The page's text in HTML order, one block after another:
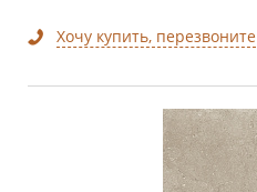
Хочу купить, перезвоните